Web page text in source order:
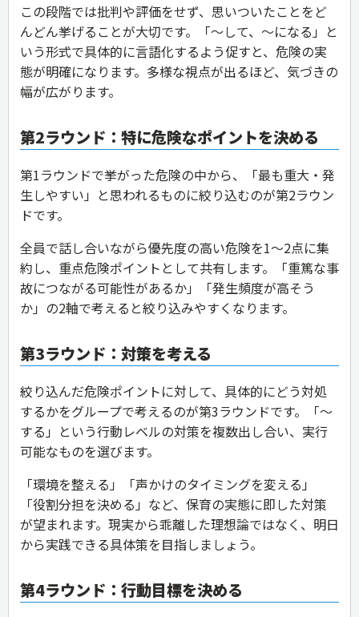
この段階では批判や評価をせず、思いついたことをど
んどん挙げることが大切です。「〜して、〜になる」と
いう形式で具体的に言語化するよう促すと、危険の実
態が明確になります。多様な視点が出るほど、気づきの
幅が広がります。
第2ラウンド：特に危険なポイントを決める
第1ラウンドで挙がった危険の中から、「最も重大・発
生しやすい」と思われるものに絞り込むのが第2ラウン
ドです。
全員で話し合いながら優先度の高い危険を1〜2点に集
約し、重点危険ポイントとして共有します。「重篤な事
故につながる可能性があるか」「発生頻度が高そう
か」の2軸で考えると絞り込みやすくなります。
第3ラウンド：対策を考える
絞り込んだ危険ポイントに対して、具体的にどう対処
するかをグループで考えるのが第3ラウンドです。「〜
する」という行動レベルの対策を複数出し合い、実行
可能なものを選びます。
「環境を整える」「声かけのタイミングを変える」
「役割分担を決める」など、保育の実態に即した対策
が望まれます。現実から乖離した理想論ではなく、明日
から実践できる具体策を目指しましょう。
第4ラウンド：行動目標を決める